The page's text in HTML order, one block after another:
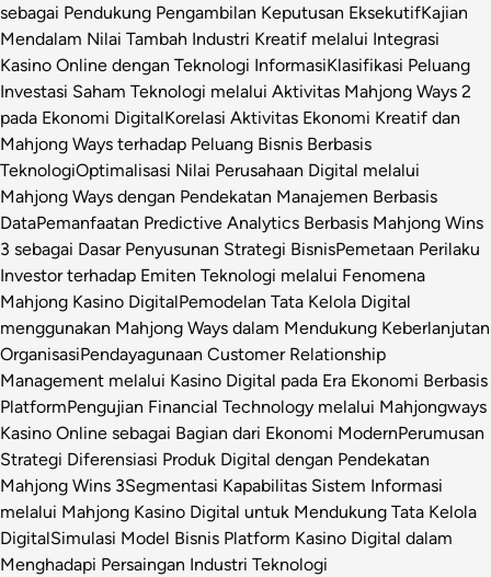
sebagai Pendukung Pengambilan Keputusan EksekutifKajian
Mendalam Nilai Tambah Industri Kreatif melalui Integrasi
Kasino Online dengan Teknologi InformasiKlasifikasi Peluang
Investasi Saham Teknologi melalui Aktivitas Mahjong Ways 2
pada Ekonomi DigitalKorelasi Aktivitas Ekonomi Kreatif dan
Mahjong Ways terhadap Peluang Bisnis Berbasis
TeknologiOptimalisasi Nilai Perusahaan Digital melalui
Mahjong Ways dengan Pendekatan Manajemen Berbasis
DataPemanfaatan Predictive Analytics Berbasis Mahjong Wins
3 sebagai Dasar Penyusunan Strategi BisnisPemetaan Perilaku
Investor terhadap Emiten Teknologi melalui Fenomena
Mahjong Kasino DigitalPemodelan Tata Kelola Digital
menggunakan Mahjong Ways dalam Mendukung Keberlanjutan
OrganisasiPendayagunaan Customer Relationship
Management melalui Kasino Digital pada Era Ekonomi Berbasis
PlatformPengujian Financial Technology melalui Mahjongways
Kasino Online sebagai Bagian dari Ekonomi ModernPerumusan
Strategi Diferensiasi Produk Digital dengan Pendekatan
Mahjong Wins 3Segmentasi Kapabilitas Sistem Informasi
melalui Mahjong Kasino Digital untuk Mendukung Tata Kelola
DigitalSimulasi Model Bisnis Platform Kasino Digital dalam
Menghadapi Persaingan Industri Teknologi